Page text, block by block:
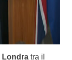
Londra tra il